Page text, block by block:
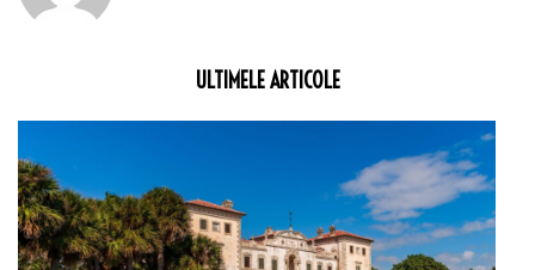
ULTIMELE ARTICOLE